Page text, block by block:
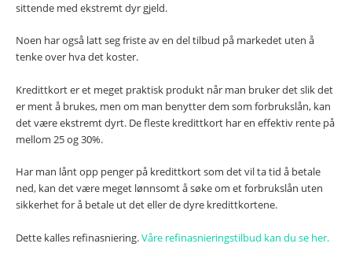
sittende med ekstremt dyr gjeld.
Noen har også latt seg friste av en del tilbud på markedet uten å
tenke over hva det koster.
Kredittkort er et meget praktisk produkt når man bruker det slik det
er ment å brukes, men om man benytter dem som forbrukslån, kan
det være ekstremt dyrt. De fleste kredittkort har en effektiv rente på
mellom 25 og 30%.
Har man lånt opp penger på kredittkort som det vil ta tid å betale
ned, kan det være meget lønnsomt å søke om et forbrukslån uten
sikkerhet for å betale ut det eller de dyre kredittkortene.
Dette kalles refinasniering.Våre refinasnieringstilbud kan du se her.